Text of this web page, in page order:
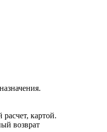
картой.
возврат